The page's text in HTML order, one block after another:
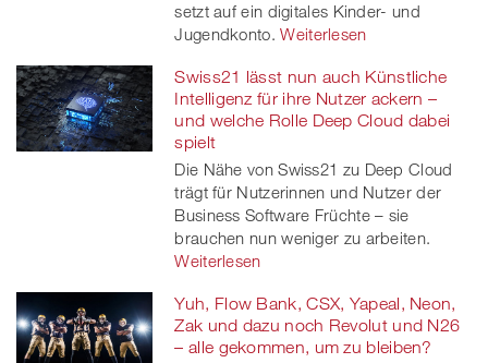
setzt auf ein digitales Kinder- und
Jugendkonto. Weiterlesen
Swiss21 lässt nun auch Künstliche
Intelligenz für ihre Nutzer ackern –
und welche Rolle Deep Cloud dabei
spielt
Die Nähe von Swiss21 zu Deep Cloud
trägt für Nutzerinnen und Nutzer der
Business Software Früchte – sie
brauchen nun weniger zu arbeiten.
Weiterlesen
Yuh, Flow Bank, CSX, Yapeal, Neon,
Zak und dazu noch Revolut und N26
– alle gekommen, um zu bleiben?